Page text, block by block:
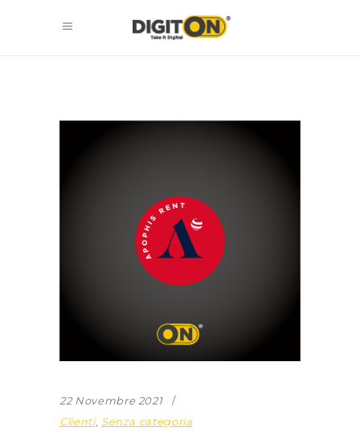
22 Novembre 2021
Clienti, Senza categoria